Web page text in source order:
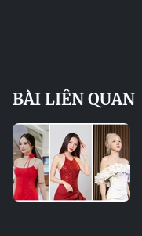
BÀI LIÊN QUAN